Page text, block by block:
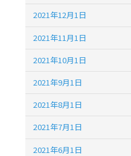
2021年12月1日
2021年11月1日
2021年10月1日
2021年9月1日
2021年8月1日
2021年7月1日
2021年6月1日